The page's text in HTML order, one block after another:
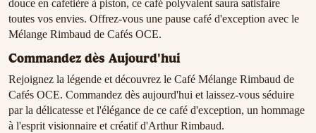
douce en cafetière à piston, ce café polyvalent saura satisfaire
toutes vos envies. Offrez-vous une pause café d'exception avec le
Mélange Rimbaud de Cafés OCE.
Commandez dès Aujourd'hui
Rejoignez la légende et découvrez le Café Mélange Rimbaud de
Cafés OCE. Commandez dès aujourd'hui et laissez-vous séduire
par la délicatesse et l'élégance de ce café d'exception, un hommage
à l'esprit visionnaire et créatif d'Arthur Rimbaud.